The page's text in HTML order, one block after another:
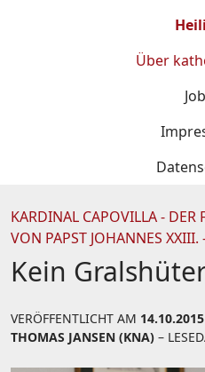
Über
KARDINAL CAPOVILLA - DER
VON PAPST JOHANNES XXIII.
Kein
VERÖFFENTLICHT AM
THOMAS JANSEN (KNA) –